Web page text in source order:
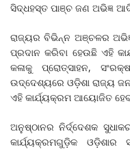
ସିଦ୍ଧହସ୍ତ ପାଞ୍ଚ ଜଣ ଅଭିଜ୍ଞ
ରାଜ୍ୟର ବିଭିନ୍ନ ଅଞ୍ଚଳର
ପ୍ରଦାନ କରିବା ହେଉଛି ଏହି
କଳାକୁ ପ୍ରୋତ୍ସାହନ,
ଉଦ୍ଦେଶ୍ୟରେ ଓଡ଼ିଶା ରାଜ୍ୟ
ଏହି କାର୍ଯ୍ୟକ୍ରମ ଆୟୋଜିତ
ଅନୁଷ୍ଠାନର ନିର୍ଦ୍ଦେଶକ
କାର୍ଯ୍ୟକ୍ରମଗୁଡ଼ିକ